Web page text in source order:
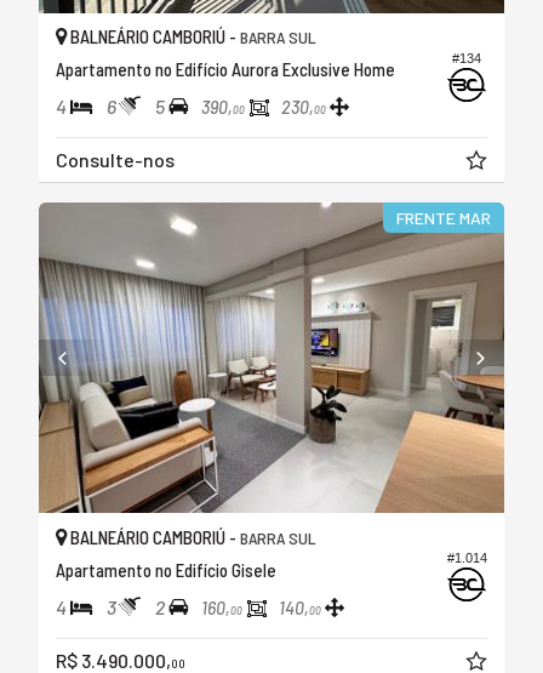
#134
BALNEÁRIO CAMBORIÚ - BARRA SUL
Apartamento no Edifício Aurora Exclusive Home
4 6 5 390,00 230,00
Consulte-nos
FRENTE MAR
#1.014
BALNEÁRIO CAMBORIÚ - BARRA SUL
Apartamento no Edifício Gisele
4 3 2 160,00 140,00
R$ 3.490.000,00